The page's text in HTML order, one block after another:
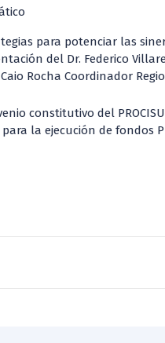
para potenciar las
del Dr. Federico
Rocha Coordinador
constitutivo del
la ejecución de fondos